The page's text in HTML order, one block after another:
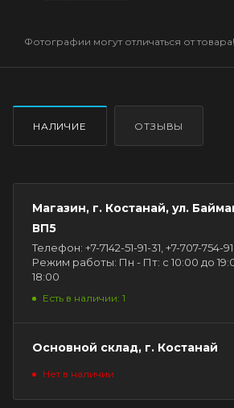
Фотографии могут отличаться от товара!
НАЛИЧИЕ ОТЗЫВЫ
Магазин, г. Костанай, ул.
ВП5
Телефон: +7-7142-51-91-31, +7-707-754-
Режим работы: Пн - Пт: с 10:00 до
18:00
Есть в наличии: 1
Основной склад, г. Костанай
Нет в наличии